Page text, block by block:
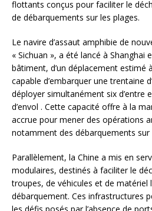
flottants conçus pour faciliter le
de débarquements sur les plages.
Le navire d’assaut amphibie de
« Sichuan », a été lancé à Shanghai
bâtiment, d’un déplacement estimé
capable d’embarquer une trentaine
déployer simultanément six d’entre
d’envol . Cette capacité offre à la
accrue pour mener des opérations
notamment des débarquements sur
Parallèlement, la Chine a mis en
modulaires, destinés à faciliter le
troupes, de véhicules et de matériel
débarquement. Ces infrastructures
les défis posés par l’absence de